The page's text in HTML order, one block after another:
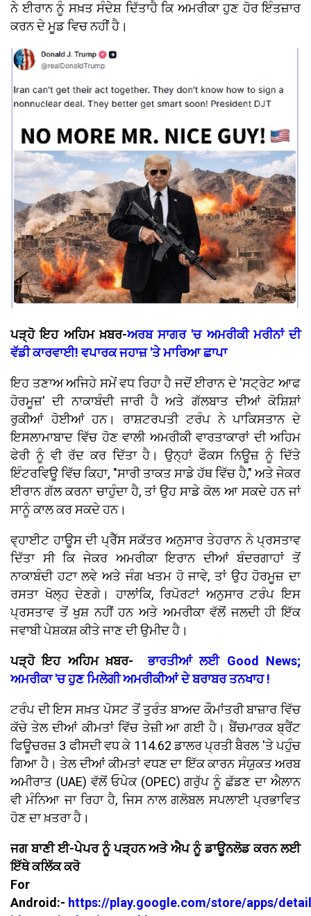
ਨੇ ਈਰਾਨ ਨੂੰ ਸਖ਼ਤ ਸੰਦੇਸ਼ ਦਿੱਤਾਹੈ ਕਿ ਅਮਰੀਕਾ ਹੁਣ ਹੋਰ ਇੰਤਜ਼ਾਰ
ਕਰਨ ਦੇ ਮੂਡ ਵਿਚ ਨਹੀਂ ਹੈ।
ਪੜ੍ਹੋ ਇਹ ਅਹਿਮ ਖ਼ਬਰ-ਅਰਬ ਸਾਗਰ 'ਚ ਅਮਰੀਕੀ ਮਰੀਨਾਂ ਦੀ
ਵੱਡੀ ਕਾਰਵਾਈ! ਵਪਾਰਕ ਜਹਾਜ਼ 'ਤੇ ਮਾਰਿਆ ਛਾਪਾ
ਇਹ ਤਣਾਅ ਅਜਿਹੇ ਸਮੇਂ ਵਧ ਰਿਹਾ ਹੈ ਜਦੋਂ ਈਰਾਨ ਦੇ 'ਸਟ੍ਰੇਟ ਆਫ
ਹੋਰਮੂਜ਼' ਦੀ ਨਾਕਾਬੰਦੀ ਜਾਰੀ ਹੈ ਅਤੇ ਗੱਲਬਾਤ ਦੀਆਂ ਕੋਸ਼ਿਸ਼ਾਂ
ਰੁਕੀਆਂ ਹੋਈਆਂ ਹਨ। ਰਾਸ਼ਟਰਪਤੀ ਟਰੰਪ ਨੇ ਪਾਕਿਸਤਾਨ ਦੇ
ਇਸਲਾਮਾਬਾਦ ਵਿੱਚ ਹੋਣ ਵਾਲੀ ਅਮਰੀਕੀ ਵਾਰਤਾਕਾਰਾਂ ਦੀ ਅਹਿਮ
ਫੇਰੀ ਨੂੰ ਵੀ ਰੱਦ ਕਰ ਦਿੱਤਾ ਹੈ। ਉਨ੍ਹਾਂ ਫੌਕਸ ਨਿਊਜ਼ ਨੂੰ ਦਿੱਤੇ
ਇੰਟਰਵਿਊ ਵਿੱਚ ਕਿਹਾ, "ਸਾਰੀ ਤਾਕਤ ਸਾਡੇ ਹੱਥ ਵਿੱਚ ਹੈ," ਅਤੇ ਜੇਕਰ
ਈਰਾਨ ਗੱਲ ਕਰਨਾ ਚਾਹੁੰਦਾ ਹੈ, ਤਾਂ ਉਹ ਸਾਡੇ ਕੋਲ ਆ ਸਕਦੇ ਹਨ ਜਾਂ
ਸਾਨੂੰ ਕਾਲ ਕਰ ਸਕਦੇ ਹਨ।
ਵ੍ਹਾਈਟ ਹਾਊਸ ਦੀ ਪ੍ਰੈੱਸ ਸਕੱਤਰ ਅਨੁਸਾਰ ਤੇਹਰਾਨ ਨੇ ਪ੍ਰਸਤਾਵ
ਦਿੱਤਾ ਸੀ ਕਿ ਜੇਕਰ ਅਮਰੀਕਾ ਇਰਾਨ ਦੀਆਂ ਬੰਦਰਗਾਹਾਂ ਤੋਂ
ਨਾਕਾਬੰਦੀ ਹਟਾ ਲਵੇ ਅਤੇ ਜੰਗ ਖਤਮ ਹੋ ਜਾਵੇ, ਤਾਂ ਉਹ ਹੋਰਮੂਜ਼ ਦਾ
ਰਸਤਾ ਖੋਲ੍ਹ ਦੇਣਗੇ। ਹਾਲਾਂਕਿ, ਰਿਪੋਰਟਾਂ ਅਨੁਸਾਰ ਟਰੰਪ ਇਸ
ਪ੍ਰਸਤਾਵ ਤੋਂ ਖੁਸ਼ ਨਹੀਂ ਹਨ ਅਤੇ ਅਮਰੀਕਾ ਵੱਲੋਂ ਜਲਦੀ ਹੀ ਇੱਕ
ਜਵਾਬੀ ਪੇਸ਼ਕਸ਼ ਕੀਤੇ ਜਾਣ ਦੀ ਉਮੀਦ ਹੈ।
ਪੜ੍ਹੋ ਇਹ ਅਹਿਮ ਖ਼ਬਰ-
ਭਾਰਤੀਆਂ ਲਈ Good News;
ਅਮਰੀਕਾ 'ਚ ਹੁਣ ਮਿਲੇਗੀ ਅਮਰੀਕੀਆਂ ਦੇ ਬਰਾਬਰ ਤਨਖਾਹ !
ਟਰੰਪ ਦੀ ਇਸ ਸਖ਼ਤ ਪੋਸਟ ਤੋਂ ਤੁਰੰਤ ਬਾਅਦ ਕੌਮਾਂਤਰੀ ਬਾਜ਼ਾਰ ਵਿੱਚ
ਕੱਚੇ ਤੇਲ ਦੀਆਂ ਕੀਮਤਾਂ ਵਿੱਚ ਤੇਜ਼ੀ ਆ ਗਈ ਹੈ। ਬੈਂਚਮਾਰਕ ਬ੍ਰੈਂਟ
ਫਿਊਚਰਜ਼ 3 ਫੀਸਦੀ ਵਧ ਕੇ 114.62 ਡਾਲਰ ਪ੍ਰਤੀ ਬੈਰਲ 'ਤੇ ਪਹੁੰਚ
ਗਿਆ ਹੈ। ਤੇਲ ਦੀਆਂ ਕੀਮਤਾਂ ਵਧਣ ਦਾ ਇੱਕ ਕਾਰਨ ਸੰਯੁਕਤ ਅਰਬ
ਅਮੀਰਾਤ (UAE) ਵੱਲੋਂ ਓਪੇਕ (OPEC) ਗਰੁੱਪ ਨੂੰ ਛੱਡਣ ਦਾ ਐਲਾਨ
ਵੀ ਮੰਨਿਆ ਜਾ ਰਿਹਾ ਹੈ, ਜਿਸ ਨਾਲ ਗਲੋਬਲ ਸਪਲਾਈ ਪ੍ਰਭਾਵਿਤ
ਹੋਣ ਦਾ ਖ਼ਤਰਾ ਹੈ।
ਜਗ ਬਾਣੀ ਈ-ਪੇਪਰ ਨੂੰ ਪੜ੍ਹਨ ਅਤੇ ਐਪ ਨੂੰ ਡਾਊਨਲੋਡ ਕਰਨ ਲਈ
ਇੱਥੇ ਕਲਿੱਕ ਕਰੋ
For
Android:- https://play.google.com/store/apps/